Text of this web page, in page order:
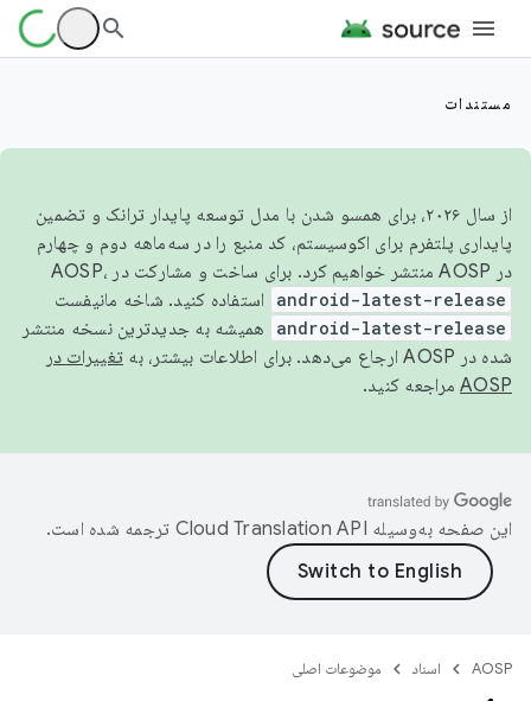
مستندات
از سال ۲۰۲۶، برای همسو شدن با مدل توسعه پایدار ترانک و تضمین
پایداری پلتفرم برای اکوسیستم، کد منبع را در سه‌ماهه دوم و چهارم
در AOSP منتشر خواهیم کرد. برای ساخت و مشارکت در AOSP،
android-latest-release استفاده کنید. شاخه مانیفست
android-latest-release
همیشه به جدیدترین نسخه منتشر
شده در AOSP ارجاع می‌دهد. برای اطلاعات بیشتر، به
تغییرات در
AOSP مراجعه کنید.
این صفحه به‌وسیله ترجمه شده است.
AOSP اسناد موضوعات اصلی